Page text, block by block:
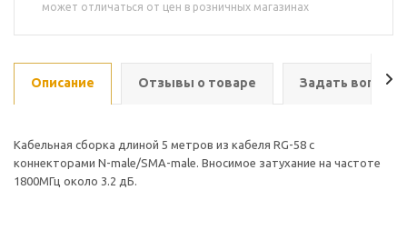
может отличаться от цен в розничных магазинах
Описание Отзывы о товаре Задать вопрос
Кабельная сборка длиной 5 метров из кабеля RG-58 с
коннекторами N-male/SMA-male. Вносимое затухание на частоте
1800МГц около 3.2 дБ.